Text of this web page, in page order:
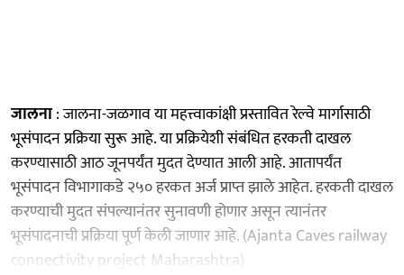
जालना: जालना-जळगाव या महत्त्वाकांक्षी प्रस्तावित रेल्वे मार्गासाठी
भूसंपादन प्रक्रिया सुरू आहे. या प्रक्रियेशी संबंधित हरकती दाखल
करण्यासाठी आठ जूनपर्यंत मुदत देण्यात आली आहे. आतापर्यंत
भूसंपादन विभागाकडे २५० हरकत अर्ज प्राप्त झाले आहेत. हरकती दाखल
करण्याची मुदत संपल्यानंतर सुनावणी होणार असून त्यानंतर
भूसंपादनाची प्रक्रिया पूर्ण केली जाणार आहे. (Ajanta Caves railway
connectivity project Maharashtra)